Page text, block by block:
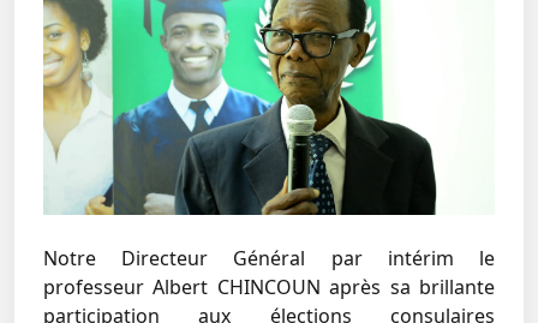
Notre Directeur Général par intérim le
professeur Albert CHINCOUN après sa brillante
participation aux élections consulaires